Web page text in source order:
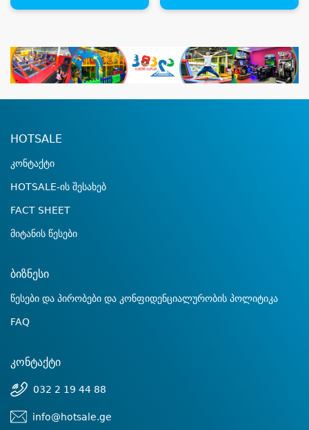
HOTSALE
კონტაქტი
HOTSALE-ის შესახებ
FACT SHEET
მიტანის წესები
ბიზნესი
წესები და პირობები და კონფიდენციალურობის პოლიტიკა
FAQ
კონტაქტი
032 2 19 44 88
info@hotsale.ge